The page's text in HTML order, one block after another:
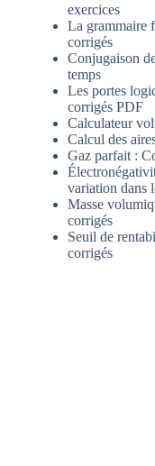
exercices
La grammaire
corrigés
Conjugaison
temps
Les portes
corrigés PDF
Calculateur
Calcul des
Gaz parfait :
variation dans
Masse
corrigés
Seuil de
corrigés